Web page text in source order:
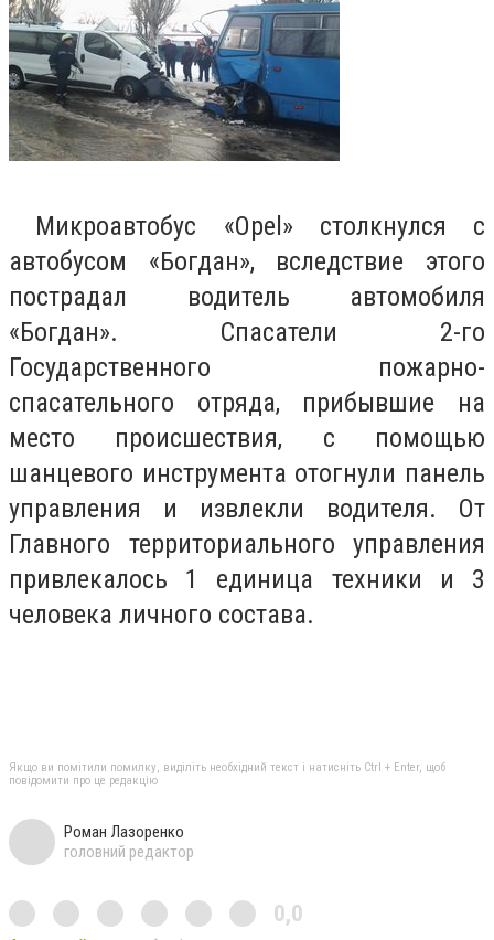
Микроавтобус «Opel» столкнулся с
автобусом «Богдан», вследствие этого
пострадал водитель автомобиля
«Богдан». Спасатели 2-го
Государственного пожарно-
спасательного отряда, прибывшие на
место происшествия, с помощью
шанцевого инструмента отогнули панель
управления и извлекли водителя. От
Главного территориального управления
привлекалось 1 единица техники и 3
человека личного состава.
Якщо ви помітили помилку, виділіть необхідний текст і натисніть Ctrl + Enter, щоб
повідомити про це редакцію
Роман Лазоренко
головний редактор
0,0